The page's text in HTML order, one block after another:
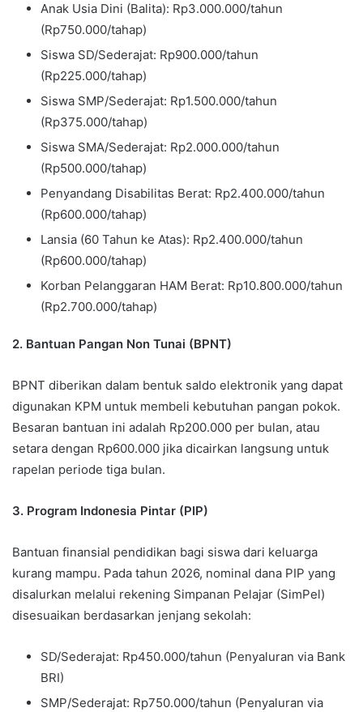
Anak Usia Dini (Balita): Rp3.000.000/tahun
(Rp750.000/tahap)
Siswa SD/Sederajat: Rp900.000/tahun
(Rp225.000/tahap)
Siswa SMP/Sederajat: Rp1.500.000/tahun
(Rp375.000/tahap)
Siswa SMA/Sederajat: Rp2.000.000/tahun
(Rp500.000/tahap)
Penyandang Disabilitas Berat: Rp2.400.000/tahun
(Rp600.000/tahap)
Lansia (60 Tahun ke Atas): Rp2.400.000/tahun
(Rp600.000/tahap)
Korban Pelanggaran HAM Berat: Rp10.800.000/tahun
(Rp2.700.000/tahap)
2. Bantuan Pangan Non Tunai (BPNT)
BPNT diberikan dalam bentuk saldo elektronik yang dapat
digunakan KPM untuk membeli kebutuhan pangan pokok.
Besaran bantuan ini adalah Rp200.000 per bulan, atau
setara dengan Rp600.000 jika dicairkan langsung untuk
rapelan periode tiga bulan.
3. Program Indonesia Pintar (PIP)
Bantuan finansial pendidikan bagi siswa dari keluarga
kurang mampu. Pada tahun 2026, nominal dana PIP yang
disalurkan melalui rekening Simpanan Pelajar (SimPel)
disesuaikan berdasarkan jenjang sekolah:
SD/Sederajat: Rp450.000/tahun (Penyaluran via Bank
BRI)
SMP/Sederajat: Rp750.000/tahun (Penyaluran via